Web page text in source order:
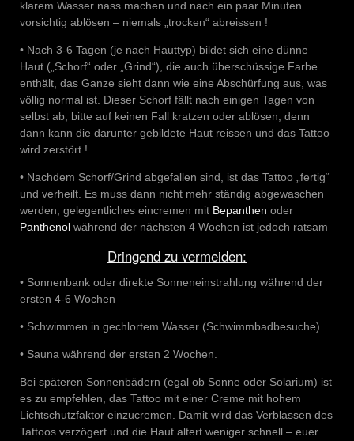
klarem Wasser nass machen und nach ein paar Minuten
vorsichtig ablösen – niemals „trocken“ abreissen !
• Nach 3-6 Tagen (je nach Hauttyp) bildet sich eine dünne
Haut („Schorf“ oder „Grind“), die auch überschüssige Farbe
enthält, das Ganze sieht dann wie eine Abschürfung aus, was
völlig normal ist. Dieser Schorf fällt nach einigen Tagen von
selbst ab, bitte auf keinen Fall kratzen oder ablösen, denn
dann kann die darunter gebildete Haut reissen und das Tattoo
wird zerstört !
• Nachdem Schorf/Grind abgefallen sind, ist das Tattoo „fertig“
und verheilt. Es muss dann nicht mehr ständig abgewaschen
werden, gelegentliches eincremen mit Bepanthen oder
Panthenol während der nächsten 4 Wochen ist jedoch ratsam
Dringend zu vermeiden:
• Sonnenbank oder direkte Sonneneinstrahlung während der
ersten 4-6 Wochen
• Schwimmen in gechlortem Wasser (Schwimmbadbesuche)
• Sauna während der ersten 2 Wochen.
Bei späteren Sonnenbädern (egal ob Sonne oder Solarium) ist
es zu empfehlen, das Tattoo mit einer Creme mit hohem
Lichtschutzfaktor einzucremen. Damit wird das Verblassen des
Tattoos verzögert und die Haut altert weniger schnell – euer